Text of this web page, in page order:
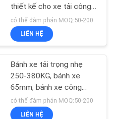
79
thiết kế cho xe tải công
nghiệp và di chuyển thiết
bị đảm bảo độ bền lâu
dài
có thể đàm phán MOQ:50-200
LIÊN HỆ
Bánh xe tải trọng nhẹ
250-380KG, bánh xe
65mm, bánh xe công
nghiệp bền bỉ tải nặng
cho thiết bị và xe đẩy
có thể đàm phán MOQ:50-200
LIÊN HỆ